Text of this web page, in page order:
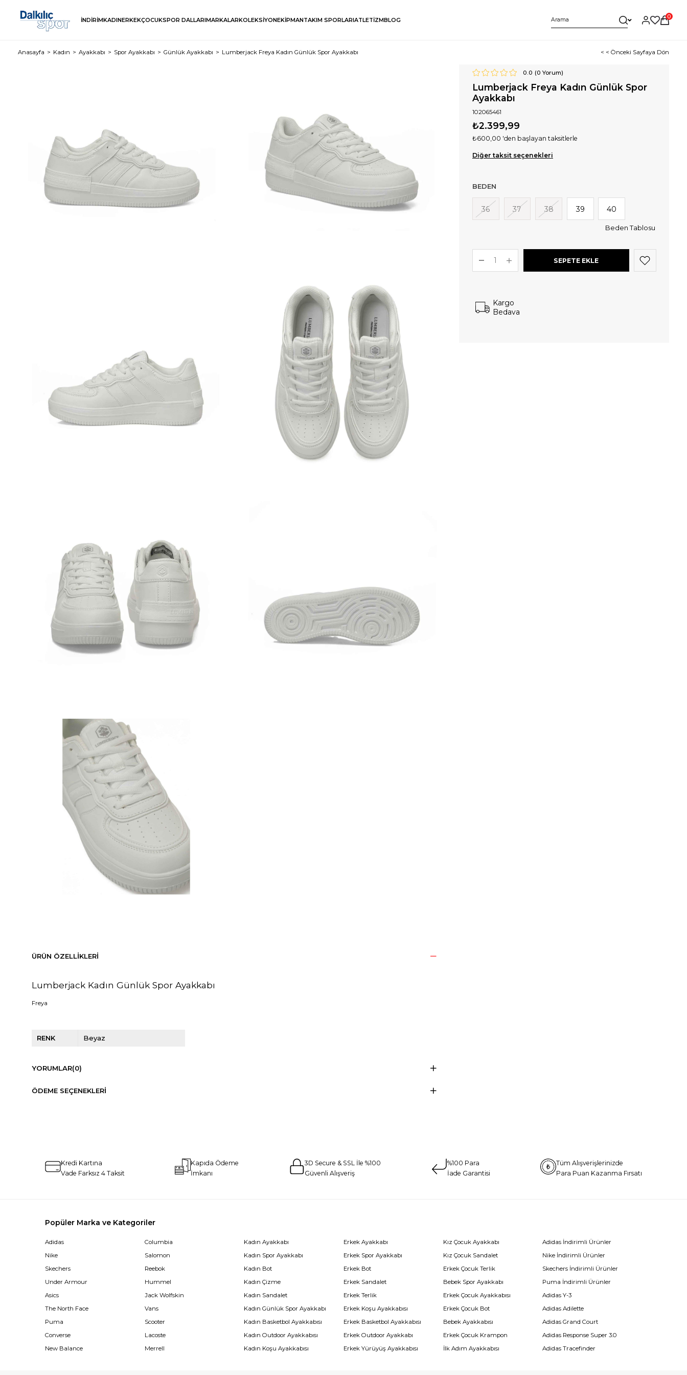
İNDİRİMKADINERKEKÇOCUKSPOR DALLARIMARKALARKOLEKSİYONEKİPMANTAKIM SPORLARIATLETİZMBLOG
0
Anasayfa Kadın Ayakkabı Spor Ayakkabı Günlük Ayakkabı Lumberjack Freya Kadın Günlük Spor Ayakkabı < < Önceki Sayfaya Dön
0.0 (0 Yorum)
Lumberjack Freya Kadın Günlük Spor
Ayakkabı
102065461
₺2.399,99
₺600,00 'den başlayan taksitlerle
Diğer taksit seçenekleri
BEDEN
36 37 38 39 40
Beden Tablosu
Kargo
Bedava
ÜRÜN ÖZELLIKLERI
Lumberjack Kadın Günlük Spor Ayakkabı
Freya
RENK Beyaz
YORUMLAR(0)
ÖDEME SEÇENEKLERI
Kredi Kartına
Vade Farksız 4 Taksit
Kapıda Ödeme
İmkanı
3D Secure & SSL İle %100
Güvenli Alışveriş
%100 Para
İade Garantisi
Tüm Alışverişlerinizde
Para Puan Kazanma Fırsatı
Popüler Marka ve Kategoriler
Adidas
Nike
Skechers
Under Armour
Asics
The North Face
Puma
Converse
New Balance
Columbia
Salomon
Reebok
Hummel
Jack Wolfskin
Vans
Scooter
Lacoste
Merrell
Kadın Ayakkabı
Kadın Spor Ayakkabı
Kadın Bot
Kadın Çizme
Kadın Sandalet
Kadın Günlük Spor Ayakkabı
Kadın Basketbol Ayakkabısı
Kadın Outdoor Ayakkabısı
Kadın Koşu Ayakkabısı
Erkek Ayakkabı
Erkek Spor Ayakkabı
Erkek Bot
Erkek Sandalet
Erkek Terlik
Erkek Koşu Ayakkabısı
Erkek Basketbol Ayakkabısı
Erkek Outdoor Ayakkabı
Erkek Yürüyüş Ayakkabısı
Kız Çocuk Ayakkabı
Kız Çocuk Sandalet
Erkek Çocuk Terlik
Bebek Spor Ayakkabı
Erkek Çocuk Ayakkabısı
Erkek Çocuk Bot
Bebek Ayakkabısı
Erkek Çocuk Krampon
İlk Adım Ayakkabısı
Adidas İndirimli Ürünler
Nike İndirimli Ürünler
Skechers İndirimli Ürünler
Puma İndirimli Ürünler
Adidas Y-3
Adidas Adilette
Adidas Grand Court
Adidas Response Super 3.0
Adidas Tracefinder